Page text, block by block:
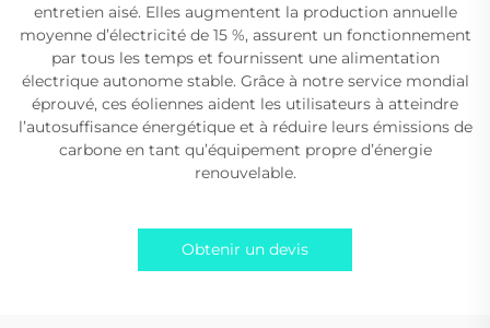
entretien aisé. Elles augmentent la production annuelle
moyenne d’électricité de 15 %, assurent un fonctionnement
par tous les temps et fournissent une alimentation
électrique autonome stable. Grâce à notre service mondial
éprouvé, ces éoliennes aident les utilisateurs à atteindre
l’autosuffisance énergétique et à réduire leurs émissions de
carbone en tant qu’équipement propre d’énergie
renouvelable.
Obtenir un devis